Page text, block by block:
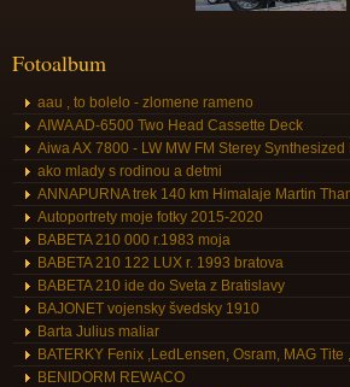
Fotoalbum
aau , to bolelo - zlomene rameno
AIWA AD-6500 Two Head Cassette Deck
Aiwa AX 7800 - LW MW FM Sterey
ako mlady s rodinou a detmi
ANNAPURNA trek 140 km Himalaje Martin
Autoportrety moje fotky 2015-2020
BABETA 210 000 r.1983 moja
BABETA 210 122 LUX r. 1993 bratova
BABETA 210 ide do Sveta z Bratislavy
BAJONET vojensky švedsky 1910
Barta Julius maliar
BATERKY Fenix ,LedLensen, Osram, MAG Tite
BENIDORM REWACO